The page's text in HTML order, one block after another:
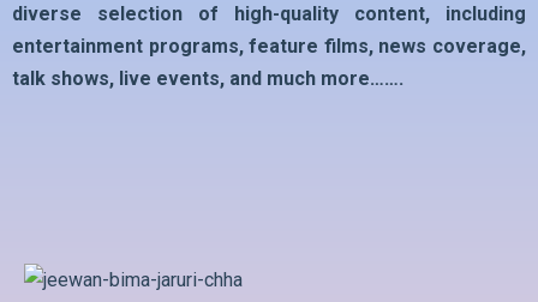
diverse selection of high-quality content, including
entertainment programs, feature films, news coverage,
talk shows, live events, and much more…….